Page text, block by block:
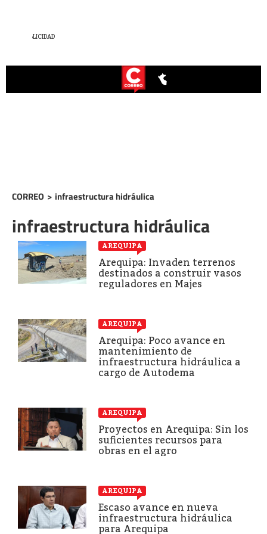
CORREO > infraestructura hidráulica
infraestructura hidráulica
AREQUIPA
Arequipa: Invaden terrenos
destinados a construir vasos
reguladores en Majes
AREQUIPA
Arequipa: Poco avance en
mantenimiento de
infraestructura hidráulica a
cargo de Autodema
AREQUIPA
Proyectos en Arequipa: Sin los
suficientes recursos para
obras en el agro
AREQUIPA
Escaso avance en nueva
infraestructura hidráulica
para Arequipa